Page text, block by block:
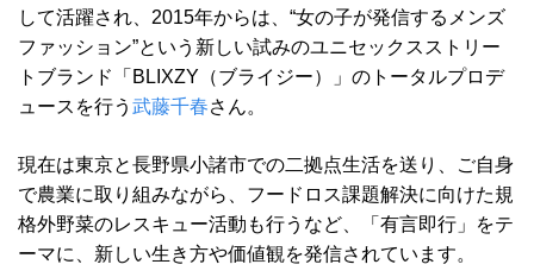
して活躍され、2015年からは、“女の子が発信するメンズ
ファッション”という新しい試みのユニセックスストリー
トブランド「BLIXZY（ブライジー）」のトータルプロデ
ュースを行う 武藤千春さん。
現在は東京と長野県小諸市での二拠点生活を送り、ご自身
で農業に取り組みながら、フードロス課題解決に向けた規
格外野菜のレスキュー活動も行うなど、「有言即行」をテ
ーマに、新しい生き方や価値観を発信されています。